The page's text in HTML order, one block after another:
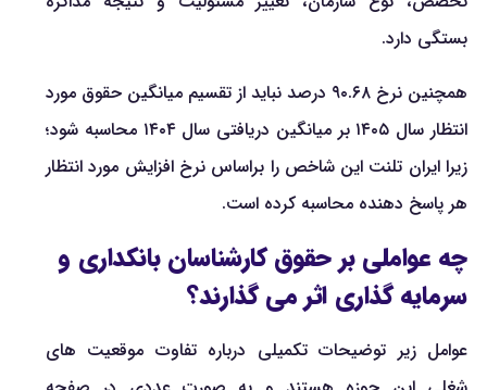
بستگی دارد.
همچنین نرخ ۹۰.۶۸ درصد نباید از تقسیم میانگین حقوق مورد
انتظار سال ۱۴۰۵ بر میانگین دریافتی سال ۱۴۰۴ محاسبه شود؛
زیرا ایران تلنت این شاخص را براساس نرخ افزایش مورد انتظار
هر پاسخ دهنده محاسبه کرده است.
چه عواملی بر حقوق کارشناسان بانکداری و
سرمایه گذاری اثر می گذارند؟
عوامل زیر توضیحات تکمیلی درباره تفاوت موقعیت های